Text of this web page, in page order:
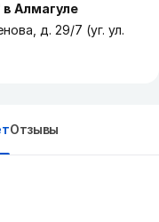
Алмагуле
д. 29/7 (уг. ул.
Отзывы